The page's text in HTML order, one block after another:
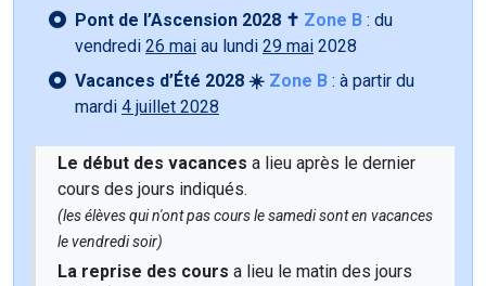
Pont de l’Ascension 2028 ✝️ Zone B : du
vendredi 26 mai au lundi 29 mai 2028
Vacances d’Été 2028 ☀️ Zone B : à partir du
mardi 4 juillet 2028
Le début des vacances a lieu après le dernier
cours des jours indiqués.
(les élèves qui n'ont pas cours le samedi sont en vacances
le vendredi soir)
La reprise des cours a lieu le matin des jours